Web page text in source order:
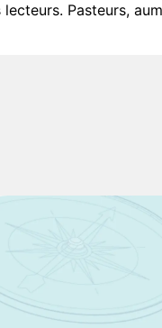
Pasteurs,